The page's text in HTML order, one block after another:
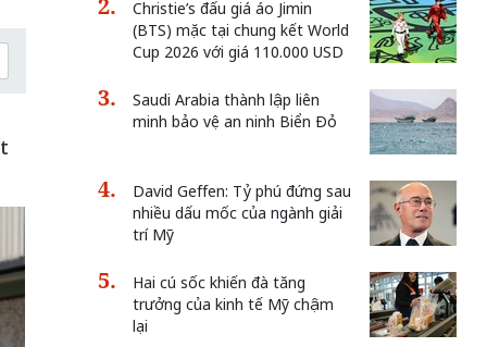
Christie’s đấu giá áo Jimin
(BTS) mặc tại chung kết World
Cup 2026 với giá 110.000 USD
Saudi Arabia thành lập liên
minh bảo vệ an ninh Biển Đỏ
David Geffen: Tỷ phú đứng sau
nhiều dấu mốc của ngành giải
trí Mỹ
Hai cú sốc khiến đà tăng
trưởng của kinh tế Mỹ chậm
lại